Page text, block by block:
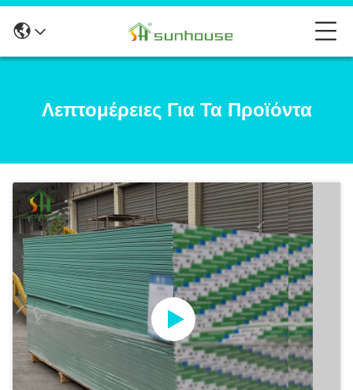
Λεπτομέρειες Για Τα Προϊόντα